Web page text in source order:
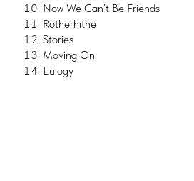
Now We Can’t Be Friends
Rotherhithe
Stories
Moving On
Eulogy